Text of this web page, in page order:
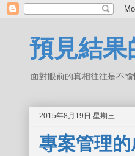
預見結果
面對眼前的真相往往是不愉
2015年8月19日 星期三
專案管理